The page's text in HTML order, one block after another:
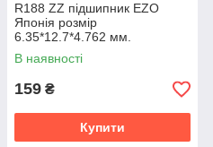
R188 ZZ підшипник EZO
Японія розмір
6.35*12.7*4.762 мм.
В наявності
159 ₴
Купити